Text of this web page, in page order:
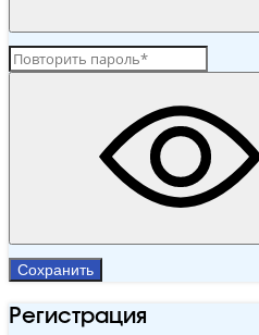
Сохранить
Регистрация